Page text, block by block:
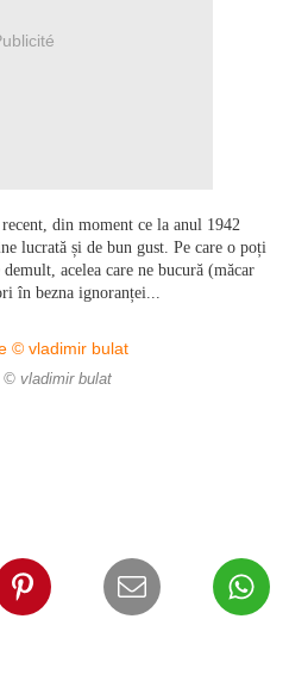
din moment ce la anul 1942
lucrată și de bun gust. Pe care o poți
acelea care ne bucură (măcar
în bezna ignoranței...
© vladimir bulat